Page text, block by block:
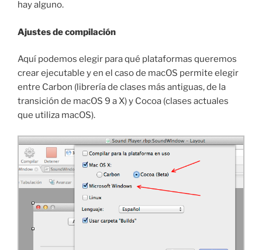
hay alguno.
Ajustes de compilación
Aquí podemos elegir para qué plataformas queremos
crear ejecutable y en el caso de macOS permite elegir
entre Carbon (librería de clases más antiguas, de la
transición de macOS 9 a X) y Cocoa (clases actuales
que utiliza macOS).